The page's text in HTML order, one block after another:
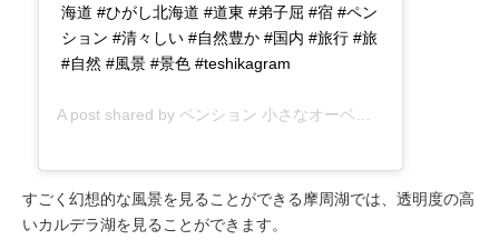
海道 #ひがし北海道 #道東 #弟子屈 #宿 #ペン
ション #清々しい #自然豊か #国内 #旅行 #旅
#自然 #風景 #景色 #teshikagram
A post shared by ペンション 小さなオーベルジュてぃんくる
すごく幻想的な風景を見ることができる摩周湖では、透明度の高
いカルデラ湖を見ることができます。